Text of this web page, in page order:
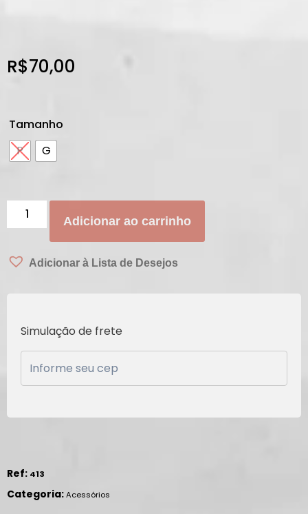
R$70,00
Tamanho
P
G
Adicionar ao carrinho
Adicionar à Lista de Desejos
Simulação de frete
Ref: 413
Categoria:Acessórios